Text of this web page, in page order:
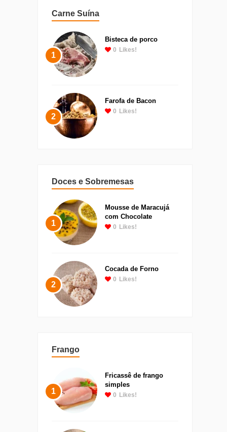
Carne Suína
1
Bisteca de porco
0 Likes!
2
Farofa de Bacon
0 Likes!
Doces e Sobremesas
1
Mousse de Maracujá
com Chocolate
0 Likes!
2
Cocada de Forno
0 Likes!
Frango
1
Fricassê de frango
simples
0 Likes!